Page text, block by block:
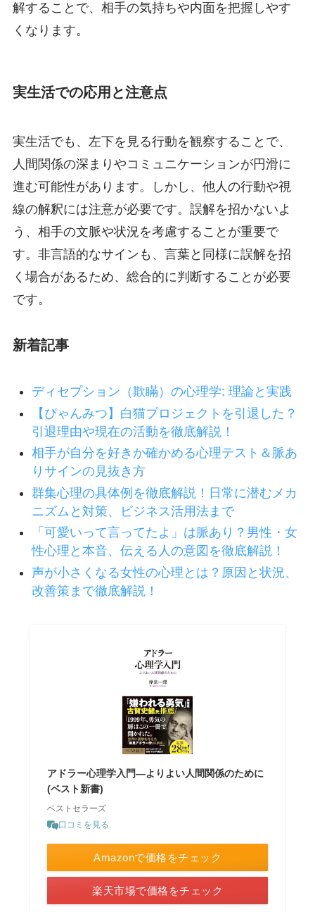
解することで、相手の気持ちや内面を把握しやす
くなります。
実生活での応用と注意点
実生活でも、左下を見る行動を観察することで、
人間関係の深まりやコミュニケーションが円滑に
進む可能性があります。しかし、他人の行動や視
線の解釈には注意が必要です。誤解を招かないよ
う、相手の文脈や状況を考慮することが重要で
す。非言語的なサインも、言葉と同様に誤解を招
く場合があるため、総合的に判断することが必要
です。
新着記事
ディセプション（欺瞞）の心理学: 理論と実践
【ぴゃんみつ】白猫プロジェクトを引退した？
引退理由や現在の活動を徹底解説！
相手が自分を好きか確かめる心理テスト＆脈あ
りサインの見抜き方
群集心理の具体例を徹底解説！日常に潜むメカ
ニズムと対策、ビジネス活用法まで
「可愛いって言ってたよ」は脈あり？男性・女
性心理と本音、伝える人の意図を徹底解説！
声が小さくなる女性の心理とは？原因と状況、
改善策まで徹底解説！
アドラー心理学入門―よりよい人間関係のために
(ベスト新書)
ベストセラーズ
口コミを見る
Amazonで価格をチェック
楽天市場で価格をチェック